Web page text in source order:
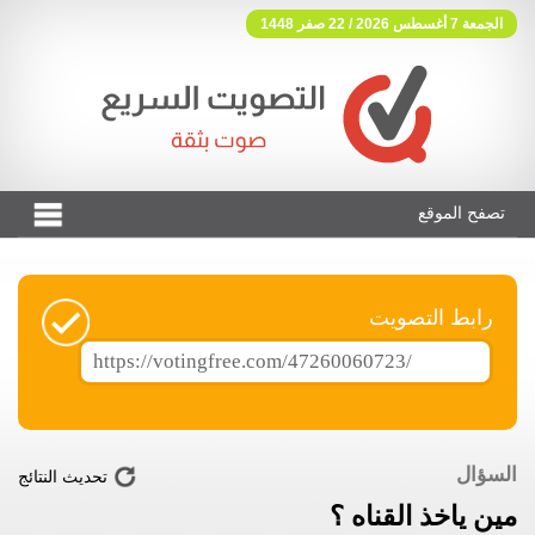
الجمعة 7 أغسطس 2026 / 22 صفر 1448
فوتنج فري موقع تصويت مجاني
تصفح الموقع
رابط التصويت
السؤال
مين ياخذ القناه ؟
تحديث النتائج